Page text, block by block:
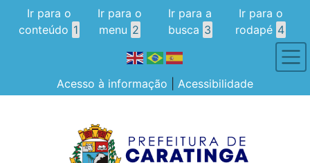
Ir para o
conteúdo 1
Ir para o
menu 2
Ir para a
busca 3
Ir para o
rodapé 4
Acesso à informação Acessibilidade